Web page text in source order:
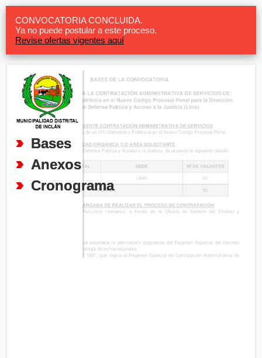
CONVOCATORIA CONCLUIDA.
Ya no puede postular a este proceso.
Revise ofertas vigentes aquí
Bases
Anexos
Cronograma